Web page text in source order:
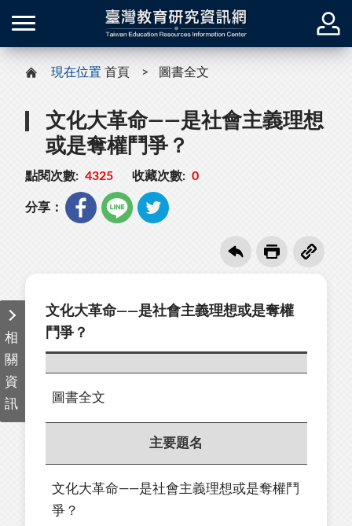
現在位置 首頁 圖書全文
文化大革命——是社會主義理想
或是奪權鬥爭？
點閱次數: 4325 收藏次數: 0
分享：
相
關
資
訊
文化大革命——是社會主義理想或是奪權
鬥爭？
圖書全文
主要題名
文化大革命——是社會主義理想或是奪權鬥
爭？